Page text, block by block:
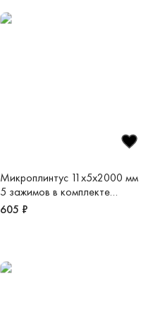
Микроплинтус 11х5х2000 мм
5 зажимов в комплекте
светлый шампань
605 ₽